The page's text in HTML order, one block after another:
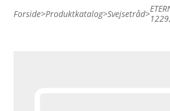
Forside>Produktkatalog>Svejsetråd>